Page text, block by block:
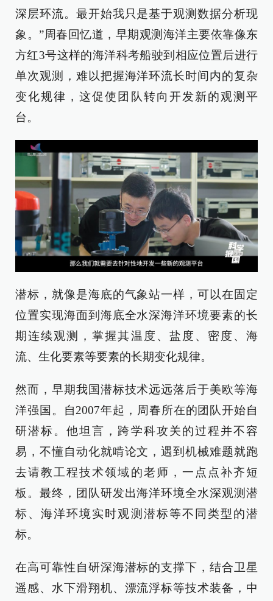
深层环流。最开始我只是基于观测数据分析现
象。”周春回忆道，早期观测海洋主要依靠像东
方红3号这样的海洋科考船驶到相应位置后进行
单次观测，难以把握海洋环流长时间内的复杂
变化规律，这促使团队转向开发新的观测平
台。
潜标，就像是海底的气象站一样，可以在固定
位置实现海面到海底全水深海洋环境要素的长
期连续观测，掌握其温度、盐度、密度、海
流、生化要素等要素的长期变化规律。
然而，早期我国潜标技术远远落后于美欧等海
洋强国。自2007年起，周春所在的团队开始自
研潜标。他坦言，跨学科攻关的过程并不容
易，不懂自动化就啃论文，遇到机械难题就跑
去请教工程技术领域的老师，一点点补齐短
板。最终，团队研发出海洋环境全水深观测潜
标、海洋环境实时观测潜标等不同类型的潜
标。
在高可靠性自研深海潜标的支撑下，结合卫星
遥感、水下滑翔机、漂流浮标等技术装备，中